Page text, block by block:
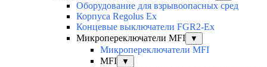
Оборудование для взрывоопасных сред
Корпуса Regolus Ex
Концевые выключатели FGR2-Ex
Микропереключатели MFI
▼
Микропереключатели MFI
MFI
▼